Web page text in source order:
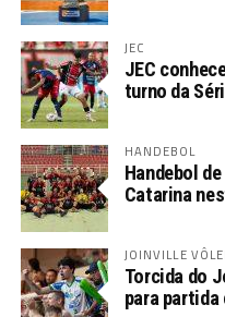
JEC
JEC
turno da
HANDEBOL
Handebol
Catarina
JOINVILLE VÔLEI
Torcida do
para